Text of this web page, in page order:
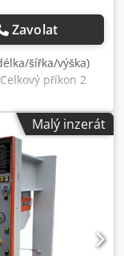
Zavolat
šířka/výška)
příkon 2
- Lisovací plocha
topné desky -
navržené
- 8
čerpadlo 1,5
a skutečné
pro synchronní
CE -
5500 mm
Malý inzerát